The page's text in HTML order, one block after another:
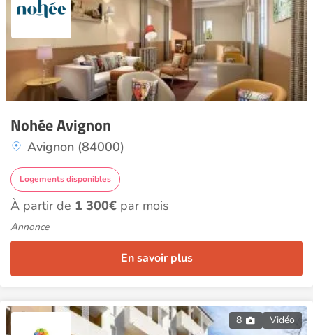
Nohée Avignon
Avignon (84000)
Logements disponibles
À partir de 1 300€ par mois
Annonce
En savoir plus
8 Vidéo